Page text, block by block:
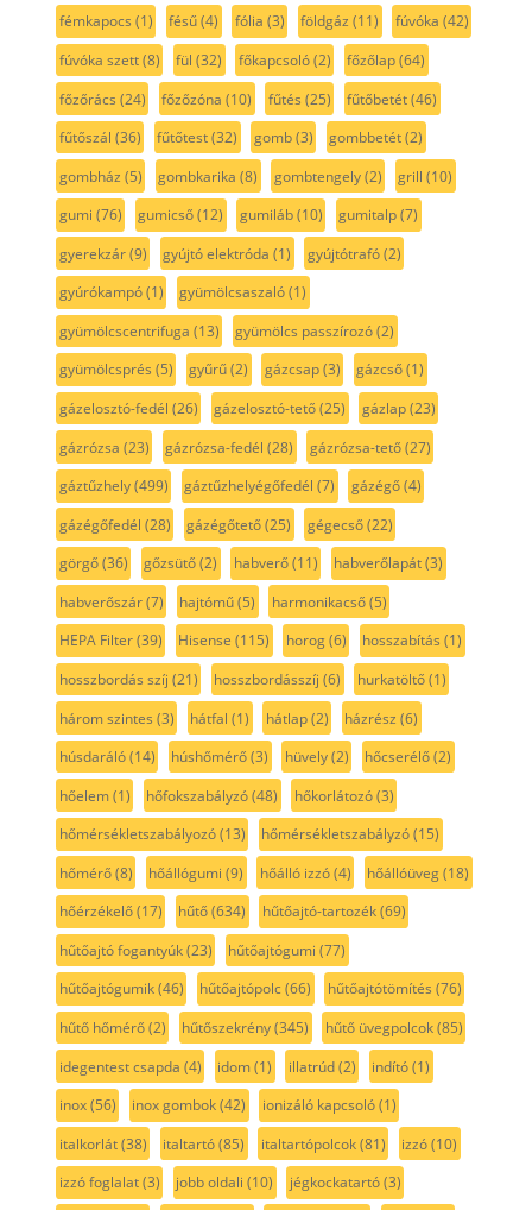
fémkapocs (1) fésű(4) fólia (3) földgáz (11) fúvóka (42)
fúvóka szett(8) fül (32) főkapcsoló(2) főzőlap(64)
főzőrács (24) főzőzóna (10) fűtés (25) fűtőbetét(46)
fűtőszál (36) fűtőtest(32) gomb(3) gombbetét(2)
gombház (5) gombkarika (8) gombtengely(2) grill (10)
gumi (76) gumicső(12) gumiláb(10) gumitalp(7)
gyerekzár(9) gyújtó elektróda (1) gyújtótrafó(2)
gyúrókampó(1) gyümölcsaszaló(1)
gyümölcscentrifuga (13) gyümölcs passzírozó(2)
gyümölcsprés (5) gyűrű(2) gázcsap(3) gázcső(1)
gázelosztó-fedél (26) gázelosztó-tető(25) gázlap(23)
gázrózsa (23) gázrózsa-fedél (28) gázrózsa-tető(27)
gáztűzhely(499) gáztűzhelyégőfedél (7) gázégő(4)
gázégőfedél (28) gázégőtető(25) gégecső(22)
görgő(36) gőzsütő(2) habverő(11) habverőlapát(3)
habverőszár(7) hajtómű(5) harmonikacső(5)
HEPA Filter(39) Hisense (115) horog(6) hosszabítás (1)
hosszbordás szíj (21) hosszbordásszíj (6) hurkatöltő(1)
három szintes (3) hátfal (1) hátlap(2) házrész (6)
húsdaráló(14) húshőmérő(3) hüvely(2) hőcserélő(2)
hőelem(1) hőfokszabályzó(48) hőkorlátozó(3)
hőmérsékletszabályozó(13) hőmérsékletszabályzó(15)
hőmérő(8) hőállógumi (9) hőálló izzó(4) hőállóüveg(18)
hőérzékelő(17) hűtő(634) hűtőajtó-tartozék(69)
hűtőajtó fogantyúk(23) hűtőajtógumi (77)
hűtőajtógumik(46) hűtőajtópolc(66) hűtőajtótömítés (76)
hűtő hőmérő(2) hűtőszekrény(345) hűtő üvegpolcok(85)
idegentest csapda (4) idom(1) illatrúd(2) indító(1)
inox(56) inox gombok(42) ionizáló kapcsoló(1)
italkorlát(38) italtartó(85) italtartópolcok(81) izzó(10)
izzó foglalat(3) jobb oldali (10) jégkockatartó(3)